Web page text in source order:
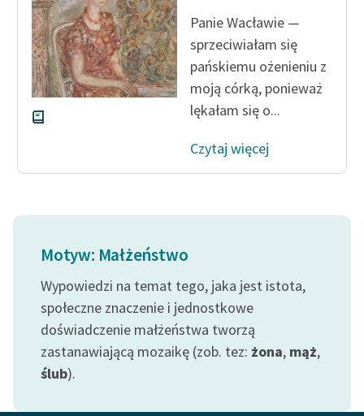
Panie Wacławie —
sprzeciwiałam się
pańskiemu ożenieniu z
moją córką, ponieważ
lękałam się o...
Czytaj więcej
Motyw: Małżeństwo
Wypowiedzi na temat tego, jaka jest istota,
społeczne znaczenie i jednostkowe
doświadczenie małżeństwa tworzą
zastanawiającą mozaikę (zob. tez: żona, mąż,
ślub).